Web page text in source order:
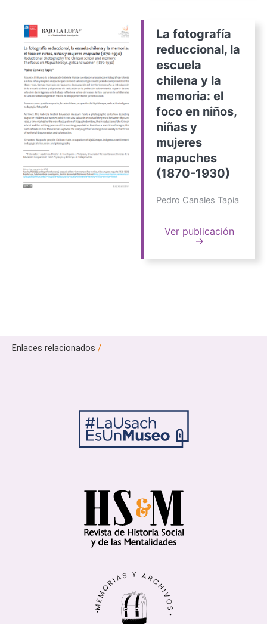
La fotografía
reduccional, la
escuela
chilena y la
memoria: el
foco en niños,
niñas y
mujeres
mapuches
(1870-1930)
Pedro Canales Tapia
Ver publicación
→
Enlaces relacionados /